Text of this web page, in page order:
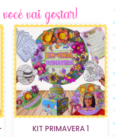
vai gostar!
KIT PRIMAVERA 1